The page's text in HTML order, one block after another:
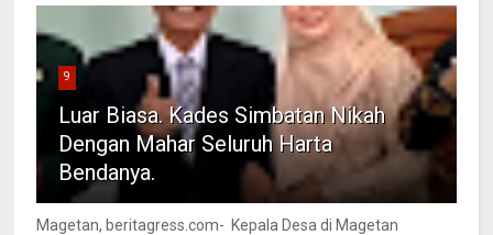
9
Luar Biasa. Kades Simbatan Nikah
Dengan Mahar Seluruh Harta
Bendanya.
Magetan, beritagress.com- Kepala Desa di Magetan